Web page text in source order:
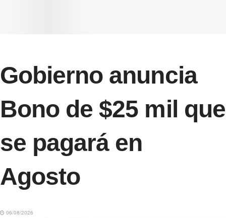
Gobierno anuncia
Bono de $25 mil que
se pagará en
Agosto
06/08/2026